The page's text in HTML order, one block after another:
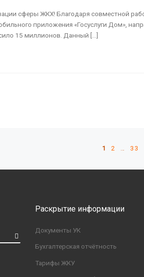
сферы ЖКХ! Благодаря совместной
приложения «Госуслуги Дом»,
15 миллионов. Данный […]
1 2 33
Раскрытие информации
Документы УК
Бухгалтерская отчётность
Тарифы ЖКУ